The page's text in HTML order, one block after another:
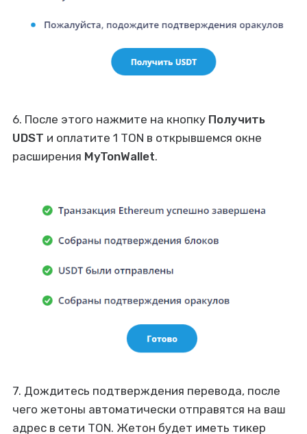
6. После этого нажмите на кнопку Получить
UDST и оплатите 1 TON в открывшемся окне
расширения MyTonWallet.
7. Дождитесь подтверждения перевода, после
чего жетоны автоматически отправятся на ваш
адрес в сети TON. Жетон будет иметь тикер